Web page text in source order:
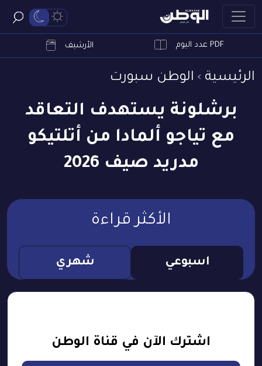
PDF عدد اليوم الأرشيف
الرئيسية الوطن سبورت
برشلونة يستهدف التعاقد
مع تياجو ألمادا من أتلتيكو
مدريد صيف 2026
الأكثر قراءة
اسبوعي شهري
اشترك الآن في قناة الوطن